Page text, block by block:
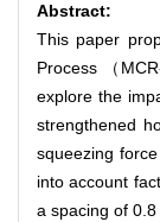
Abstract:
This paper
Process （
explore the
strengthened
squeezing
into account
a spacing of